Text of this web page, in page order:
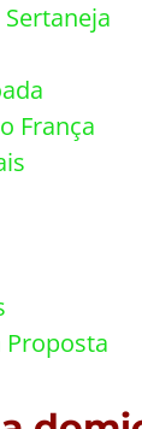
França
Proposta